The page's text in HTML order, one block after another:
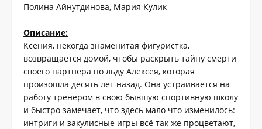
Полина Айнутдинова, Мария Кулик
Описание:
Ксения, некогда знаменитая фигуристка,
возвращается домой, чтобы раскрыть тайну смерти
своего партнёра по льду Алексея, которая
произошла десять лет назад. Она устраивается на
работу тренером в свою бывшую спортивную школу
и быстро замечает, что здесь мало что изменилось:
интриги и закулисные игры всё так же процветают,